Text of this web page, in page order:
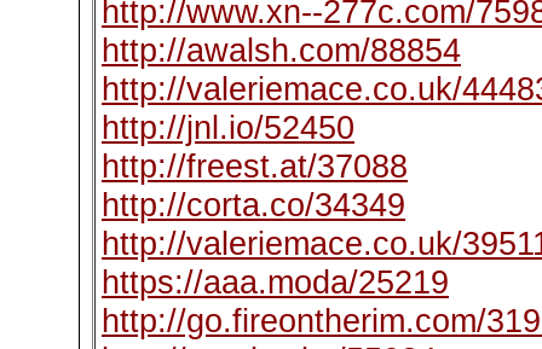
http://www.xn--277c.com/
http://awalsh.com/88854
http://valeriemace.co.uk/
http://jnl.io/52450
http://freest.at/37088
http://corta.co/34349
http://valeriemace.co.uk/
https://aaa.moda/25219
http://go.fireontherim.com/